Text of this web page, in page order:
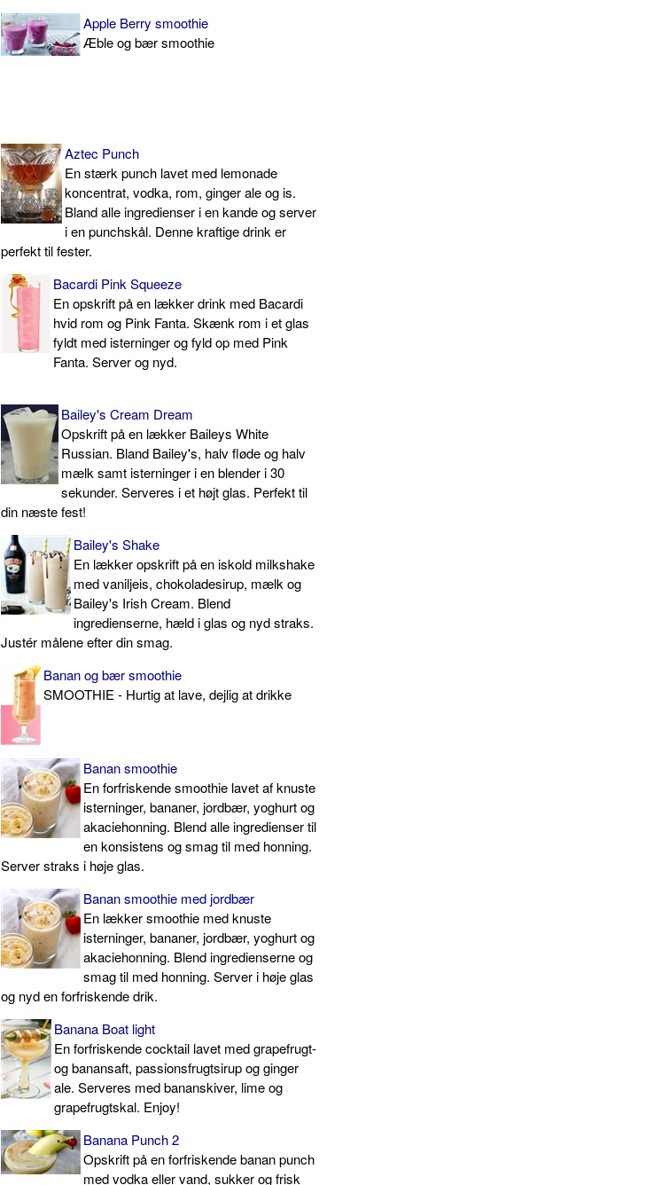
Apple Berry smoothie
Æble og bær smoothie
Aztec Punch
En stærk punch lavet med lemonade
koncentrat, vodka, rom, ginger ale og is.
Bland alle ingredienser i en kande og server
i en punchskål. Denne kraftige drink er
perfekt til fester.
Bacardi Pink Squeeze
En opskrift på en lækker drink med Bacardi
hvid rom og Pink Fanta. Skænk rom i et glas
fyldt med isterninger og fyld op med Pink
Fanta. Server og nyd.
Bailey's Cream Dream
Opskrift på en lækker Baileys White
Russian. Bland Bailey's, halv fløde og halv
mælk samt isterninger i en blender i 30
sekunder. Serveres i et højt glas. Perfekt til
din næste fest!
Bailey's Shake
En lækker opskrift på en iskold milkshake
med vaniljeis, chokoladesirup, mælk og
Bailey's Irish Cream. Blend
ingredienserne, hæld i glas og nyd straks.
Justér målene efter din smag.
Banan og bær smoothie
SMOOTHIE - Hurtig at lave, dejlig at drikke
Banan smoothie
En forfriskende smoothie lavet af knuste
isterninger, bananer, jordbær, yoghurt og
akaciehonning. Blend alle ingredienser til
en konsistens og smag til med honning.
Server straks i høje glas.
Banan smoothie med jordbær
En lækker smoothie med knuste
isterninger, bananer, jordbær, yoghurt og
akaciehonning. Blend ingredienserne og
smag til med honning. Server i høje glas
og nyd en forfriskende drik.
Banana Boat light
En forfriskende cocktail lavet med grapefrugt-
og banansaft, passionsfrugtsirup og ginger
ale. Serveres med bananskiver, lime og
grapefrugtskal. Enjoy!
Banana Punch 2
Opskrift på en forfriskende banan punch
med vodka eller vand, sukker og frisk